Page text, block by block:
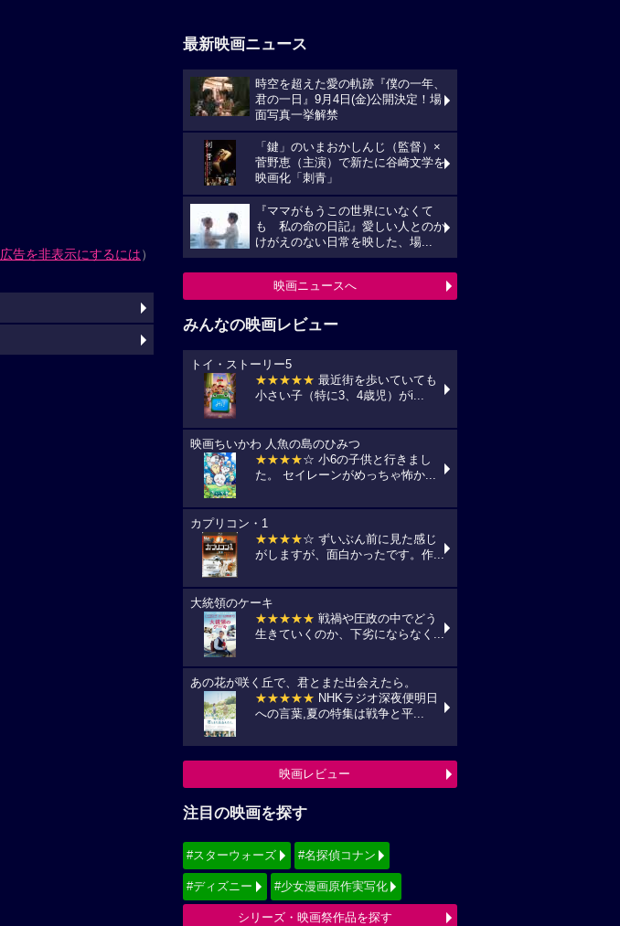
広告を非表示にするには）
最新映画ニュース
時空を超えた愛の軌跡『僕の一年、
君の一日』9月4日(金)公開決定！場
面写真一挙解禁
「鍵」のいまおかしんじ（監督）×
菅野恵（主演）で新たに谷崎文学を
映画化「刺青」
『ママがもうこの世界にいなくて
も 私の命の日記』愛しい人とのか
けがえのない日常を映した、場...
映画ニュースへ
みんなの映画レビュー
トイ・ストーリー5
★★★★★ 最近街を歩いていても
小さい子（特に3、4歳児）がi...
映画ちいかわ 人魚の島のひみつ
★★★★☆ 小6の子供と行きまし
た。 セイレーンがめっちゃ怖か...
カプリコン・1
★★★★☆ ずいぶん前に見た感じ
がしますが、面白かったです。作...
大統領のケーキ
★★★★★ 戦禍や圧政の中でどう
生きていくのか、下劣にならなく...
あの花が咲く丘で、君とまた出会えたら。
★★★★★ NHKラジオ深夜便明日
への言葉,夏の特集は戦争と平...
映画レビュー
注目の映画を探す
#スターウォーズ #名探偵コナン
#ディズニー #少女漫画原作実写化
シリーズ・映画祭作品を探す